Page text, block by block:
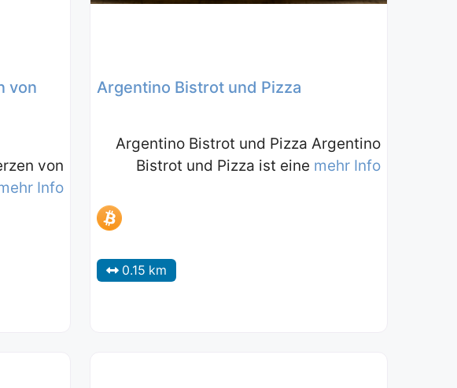
von
von
Info
Argentino Bistrot und Pizza
Argentino Bistrot und Pizza Argentino
Bistrot und Pizza ist eine mehr Info
0.15 km